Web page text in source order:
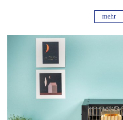
mehr